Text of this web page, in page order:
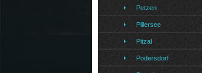
Petzen
Pillersee
Pitzal
Podersdorf